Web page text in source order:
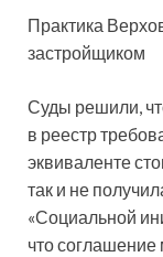
Практика
застройщиком
Суды решили,
в реестр
эквиваленте
так и не
«Социальной
что